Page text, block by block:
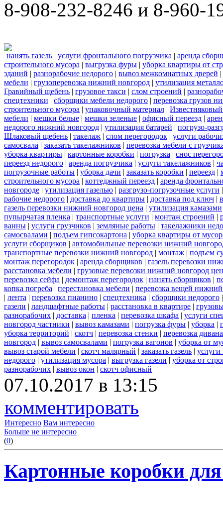
8-908-232-8246 и 8-960-
нанять газель | услуги фронтального погрузчика | аренда
строительного мусора | выгрузка фуры | уборка квартиры от
зданий | разнорабочие недорого | вывоз межкомнатных дверей |
мебели | грузоперевозка нижний новгород | утилизация
Гравийный щебень | грузовое такси | слом строений |
спецтехники | сборщики мебели недорого | перевозка грузов
строительного мусора | упаковочный материал |
мебели | мешки белые | мешки зеленые | офисный переезд |
недорого нижний новгород | утилизация батарей | погрузо-
Шлаковый щебень | такелаж | слом перегородок | услуги
самосвала | заказать такелажников | перевозка мебели с
уборка квартиры | картонные коробки | погрузка | снос
переезд недорого | аренда погрузчика | услуги такелажников |
погрузочные работы | уборка дачи | заказать коробки | переезд |
строительного мусора | коттеджный переезд | аренда
новгороде | утилизация газелью | разгрузо-погрузочные услуги
рабочие недорого | доставка до квартиры | доставка под ключ |
газель перевозки нижний новгород цена | утилизация камазами
пупырчатая пленка | транспортные услуги | монтаж строений |
ванны | услуги грузчиков | земляные работы | такелажники
самосвалами | подъем гипсокартона | уборка квартиры от
услуги сборщиков | автомобильные перевозки нижний
транспортные перевозки нижний новгород | монтаж | подъем
монтаж перегородок | аренда сборщиков | газель перевозки
расстановка мебели | грузовые перевозки нижний новгород
перевозка сейфа | демонтаж перегородок | нанять сборщиков |
копка погреба | перестановка мебели | перевозка вещей
| лента | перевозка пианино | спецтехника | сборщики недорого
газели | ландшафтные работы | расстановка в квартире |
разнорабочих | доставка | пленка | перевозка шкафа | услуги
новгород частники | вывоз камазами | погрузка фуры | уборка |
уборка территорий | скотч | перевозка стенки | перевозка дивана
новгород | вывоз самосвалами | погрузка вагонов | уборка от
вывоз старой мебели | скотч малярный | заказать газель | услуги
недорого | утилизация мусора | выгрузка газели | уборка от
разнорабочих | вывоз окон | скотч офисный
07.10.2017 в 13:15
комментировать
Интересно Вам интересно
Больше не интересно
(0)
Картонные коробки для